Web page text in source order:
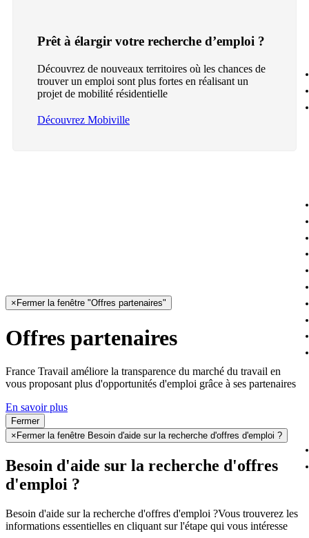
Prêt à élargir votre recherche d’emploi ?
Découvrez de nouveaux territoires où les chances de
trouver un emploi sont plus fortes en réalisant un
projet de mobilité résidentielle
Découvrez Mobiville
× Fermer la fenêtre "Offres partenaires"
Offres partenaires
France Travail améliore la transparence du marché du travail en
vous proposant plus d'opportunités d'emploi grâce à ses partenaires
En savoir plus
Fermer
× Fermer la fenêtre Besoin d'aide sur la recherche d'offres d'emploi ?
Besoin d'aide sur la recherche d'offres
d'emploi ?
Besoin d'aide sur la recherche d'offres d'emploi ?Vous trouverez les
informations essentielles en cliquant sur l'étape qui vous intéresse